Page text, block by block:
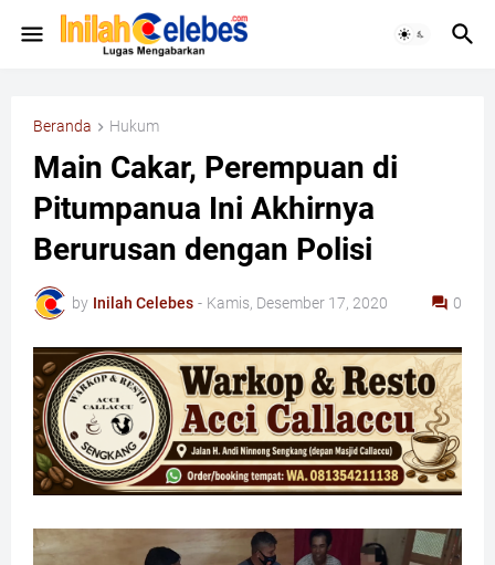
Beranda Hukum
Main Cakar, Perempuan di
Pitumpanua Ini Akhirnya
Berurusan dengan Polisi
by Inilah Celebes - Kamis, Desember 17, 2020 0